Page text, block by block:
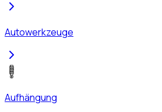
Autowerkzeuge
Aufhängung